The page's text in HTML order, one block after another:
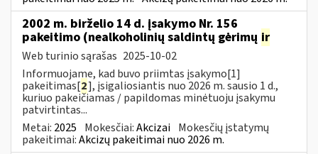
2002 m. birželio 14 d. įsakymo Nr. 156
pakeitimo (nealkoholinių saldintų gėrimų ir
Web turinio sąrašas 2025-10-02
Informuojame, kad buvo priimtas įsakymo[1]
pakeitimas[2], įsigaliosiantis nuo 2026 m. sausio 1 d.,
kuriuo pakeičiamas / papildomas minėtuoju įsakymu
patvirtintas...
Metai: 2025 Mokesčiai:Akcizai Mokesčių įstatymų
pakeitimai:Akcizų pakeitimai nuo 2026 m.